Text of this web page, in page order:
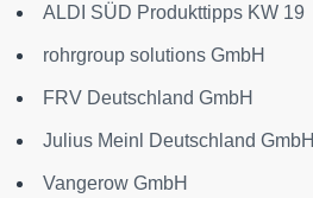
ALDI SÜD Produkttipps KW 19
rohrgroup solutions GmbH
FRV Deutschland GmbH
Julius Meinl Deutschland GmbH
Vangerow GmbH